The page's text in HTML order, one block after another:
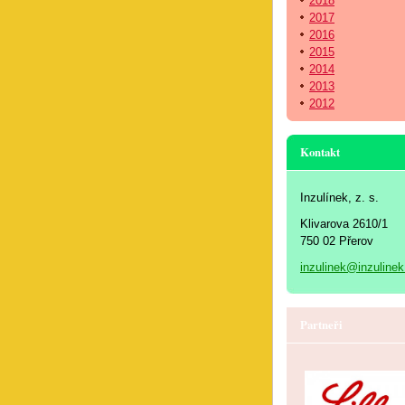
2017
2016
2015
2014
2013
2012
Kontakt
Inzulínek, z. s.
Klivarova 2610/1
750 02 Přerov
Partneři